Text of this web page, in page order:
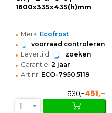
1600x335x435(h)mm
• Merk: Ecofrost
• voorraad controleren
• Levertijd: zoeken
• Garantie: 2 jaar
• Art.nr: ECO-7950.5119
530,-451,-
1